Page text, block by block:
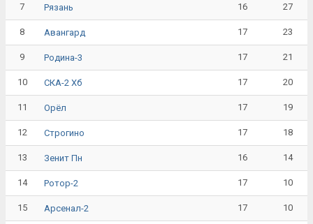
7 Рязань 16 27
8 Авангард 17 23
9 Родина-3 17 21
10 СКА-2 Хб 17 20
11 Орёл 17 19
12 Строгино 17 18
13 Зенит Пн 16 14
14 Ротор-2 17 10
15 Арсенал-2 17 10